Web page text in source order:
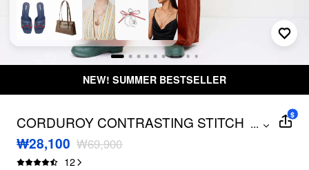
NEW! SUMMER BESTSELLER
CORDUROY CONTRASTING STITCH
BACKLESS BUCKLE UP WIDE LEG
OVERALLS
...
₩28,100 ₩69,900
12
$